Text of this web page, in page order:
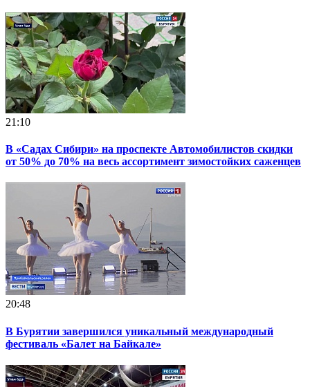
21:10
В «Садах Сибири» на проспекте Автомобилистов скидки
от 50% до 70% на весь ассортимент зимостойких саженцев
20:48
В Бурятии завершился уникальный международный
фестиваль «Балет на Байкале»